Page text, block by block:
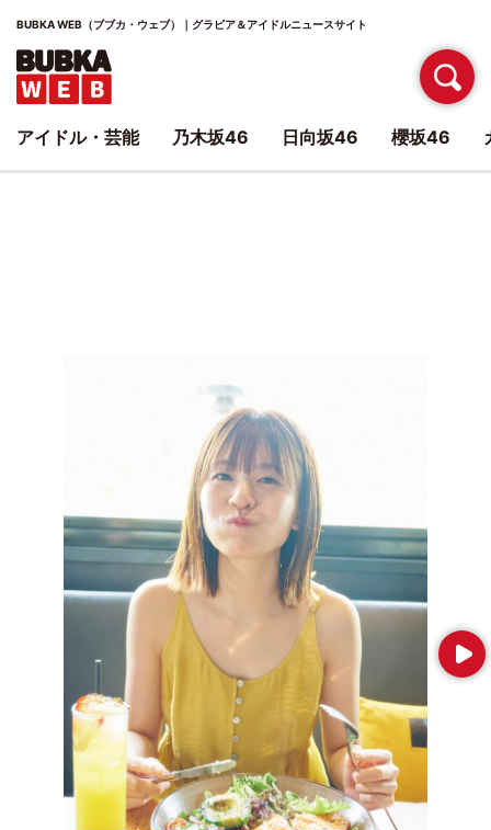
BUBKA WEB（ブブカ・ウェブ）｜グラビア＆アイドルニュースサイト
Next
アイドル・芸能 乃木坂46 日向坂46 櫻坂46